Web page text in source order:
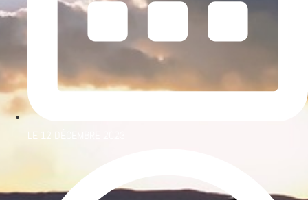
LE 12 DÉCEMBRE 2023